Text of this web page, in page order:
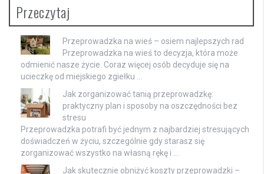
Przeczytaj
Przeprowadzka na wieś – osiem najlepszych rad
Przeprowadzka na wieś to decyzja, która może
odmienić nasze życie. Coraz więcej osób decyduje się na
ucieczkę od miejskiego zgiełku …
Jak zorganizować tanią przeprowadzkę:
praktyczny plan i sposoby na oszczędności bez
stresu
Przeprowadzka potrafi być jednym z najbardziej stresujących
doświadczeń w życiu, szczególnie gdy starasz się
zorganizować wszystko na własną rękę i …
Jak skutecznie obniżyć koszty przeprowadzki –